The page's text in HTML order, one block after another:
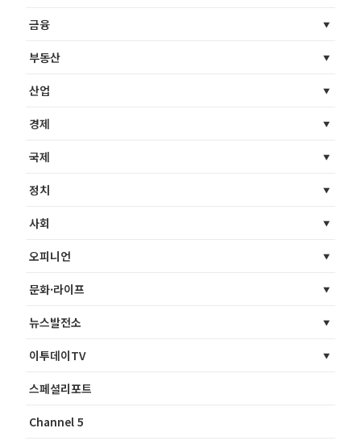
금융
부동산
산업
경제
국제
정치
사회
오피니언
문화·라이프
뉴스발전소
이투데이TV
스페셜리포트
Channel 5